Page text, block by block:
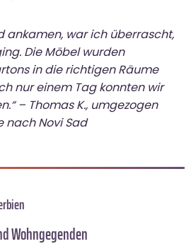
ankamen, war ich überrascht,
Die Möbel wurden
in die richtigen Räume
nur einem Tag konnten wir
– Thomas K., umgezogen
nach Novi Sad
Wohngegenden